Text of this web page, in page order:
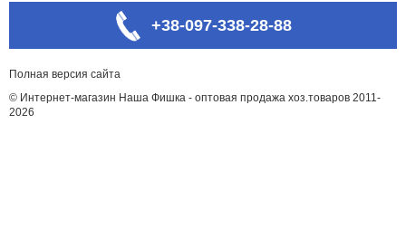
+38-097-338-28-88
Полная версия сайта
© Интернет-магазин Наша Фишка - оптовая продажа хоз.товаров 2011-
2026